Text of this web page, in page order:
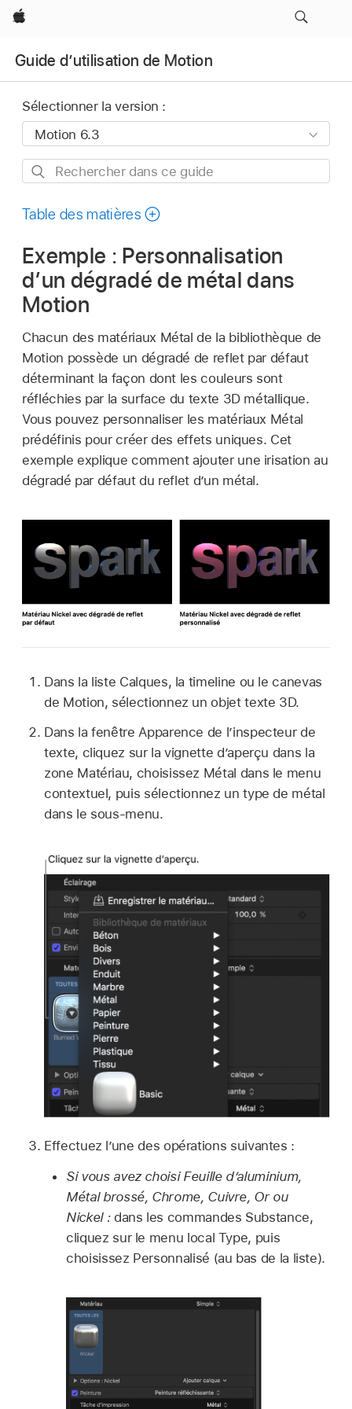
Apple
Guide d’utilisation de Motion
Sélectionner la version :
Rechercher
ce
Table des matières
Exemple : Personnalisation
d’un dégradé de métal dans
Motion
Chacun des matériaux Métal de la bibliothèque de
Motion possède un dégradé de reflet par défaut
déterminant la façon dont les couleurs sont
réfléchies par la surface du texte 3D métallique.
Vous pouvez personnaliser les matériaux Métal
prédéfinis pour créer des effets uniques. Cet
exemple explique comment ajouter une irisation au
dégradé par défaut du reflet d’un métal.
Dans la liste Calques, la timeline ou le canevas
de Motion, sélectionnez un objet texte 3D.
Dans la fenêtre Apparence de l’inspecteur de
texte, cliquez sur la vignette d’aperçu dans la
zone Matériau, choisissez Métal dans le menu
contextuel, puis sélectionnez un type de métal
dans le sous-menu.
Effectuez l’une des opérations suivantes :
Si vous avez choisi Feuille d’aluminium,
Métal brossé, Chrome, Cuivre, Or ou
Nickel :dans les commandes Substance,
cliquez sur le menu local Type, puis
choisissez Personnalisé (au bas de la liste).